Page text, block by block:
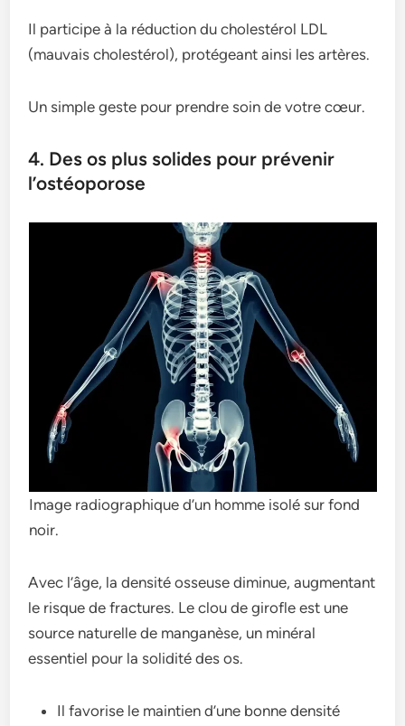
Il participe à la réduction du cholestérol LDL
(mauvais cholestérol), protégeant ainsi les artères.
Un simple geste pour prendre soin de votre cœur.
4. Des os plus solides pour prévenir
l’ostéoporose
Image radiographique d’un homme isolé sur fond
noir.
Avec l’âge, la densité osseuse diminue, augmentant
le risque de fractures. Le clou de girofle est une
source naturelle de manganèse, un minéral
essentiel pour la solidité des os.
Il favorise le maintien d’une bonne densité